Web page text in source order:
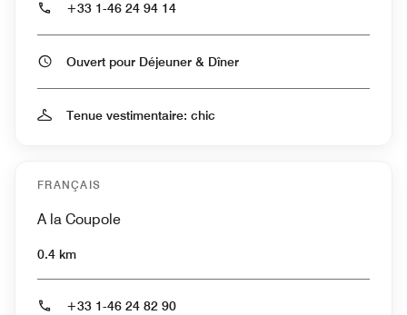
+33 1-46 24 94 14
Ouvert pour Déjeuner & Dîner
Tenue vestimentaire: chic
FRANÇAIS
A la Coupole
0.4 km
+33 1-46 24 82 90